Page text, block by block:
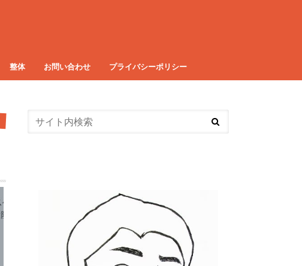
整体 お問い合わせ プライバシーポリシー